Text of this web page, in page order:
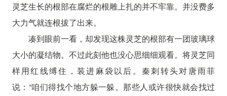
灵芝生长的根部在腐烂的根雕上扎的并不牢靠。并没费多
大力气就连根拔了出来。
凑到眼前一看，却发现这株灵芝的根部有一团玻璃球
大小的凝结物。不过此刻他也没心思细细观看。将灵芝同
样用红线缚住，装进麻袋以后。秦刺转头对唐雨菲
说：“咱们得找个地方躲一躲。那些人或许很快就会找过